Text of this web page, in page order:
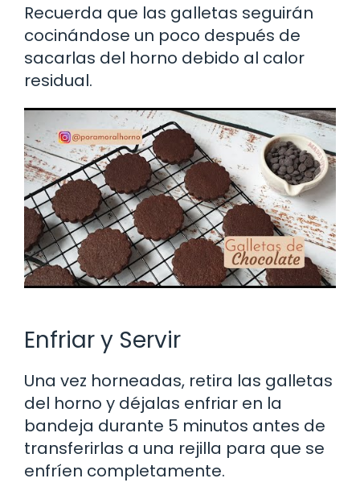
Recuerda que las galletas seguirán
cocinándose un poco después de
sacarlas del horno debido al calor
residual.
Enfriar y Servir
Una vez horneadas, retira las galletas
del horno y déjalas enfriar en la
bandeja durante 5 minutos antes de
transferirlas a una rejilla para que se
enfríen completamente.